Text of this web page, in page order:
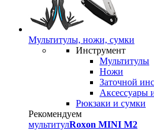
Мультитулы, ножи, сумки
Инструмент
Мультитулы
Ножи
Заточной
Аксессуары
Рюкзаки и сумки
Рекомендуем
мультитулRoxon MINI M2